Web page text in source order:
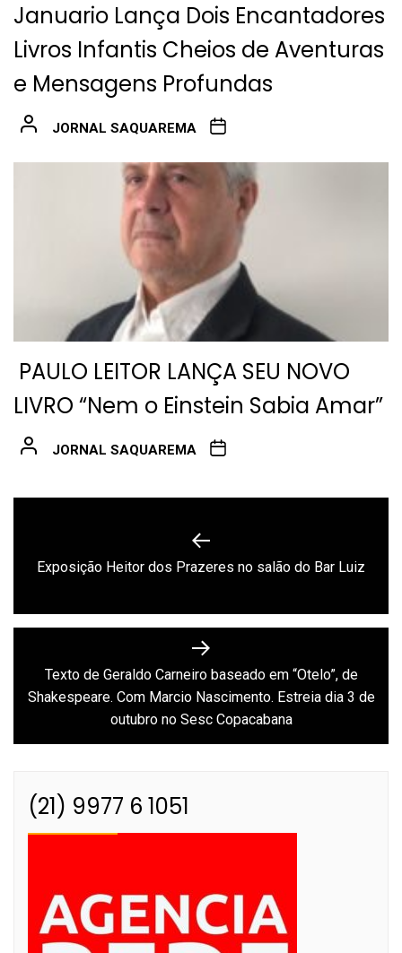
Januario Lança Dois Encantadores
Livros Infantis Cheios de Aventuras
e Mensagens Profundas
JORNAL SAQUAREMA
PAULO LEITOR LANÇA SEU NOVO
LIVRO “Nem o Einstein Sabia Amar”
JORNAL SAQUAREMA
Post
Previous
Exposição Heitor dos Prazeres no salão do Bar Luiz
Next
post:
Texto de Geraldo Carneiro baseado em “Otelo”, de
Shakespeare. Com Marcio Nascimento. Estreia dia 3 de
outubro no Sesc Copacabana
(21) 9977 6 1051